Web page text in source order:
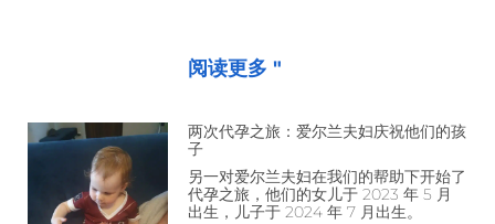
阅读更多 "
两次代孕之旅：爱尔兰夫妇庆祝他们的孩
子
另一对爱尔兰夫妇在我们的帮助下开始了
代孕之旅，他们的女儿于 2023 年 5 月
出生，儿子于 2024 年 7 月出生。